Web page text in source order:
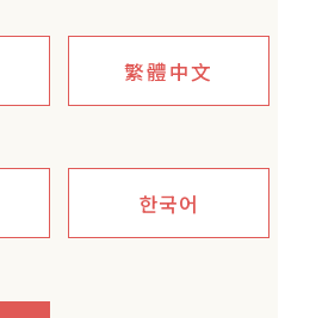
繁體中文
한국어